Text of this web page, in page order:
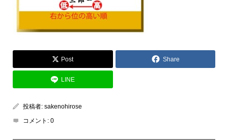
Post Share
LINE
投稿者: sakenohirose
コメント: 0